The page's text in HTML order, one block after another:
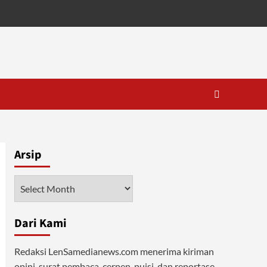
Arsip
Dari Kami
Redaksi LenSamedianews.com menerima kiriman